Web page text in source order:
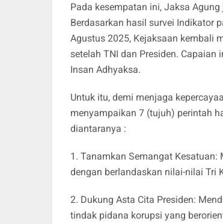
Pada kesempatan ini, Jaksa
Berdasarkan hasil survei Indikator
Agustus 2025, Kejaksaan kembali
setelah TNI dan Presiden. Capaian
Insan Adhyaksa.
Untuk itu, demi menjaga
menyampaikan 7 (tujuh) perintah
diantaranya :
1. Tanamkan Semangat
dengan berlandaskan nilai-nilai Tri
2. Dukung Asta Cita Presiden:
tindak pidana korupsi yang